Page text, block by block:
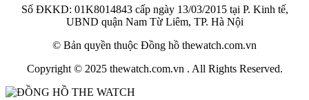
Số ĐKKD: 01K8014843 cấp ngày 13/03/2015 tại P. Kinh tế,
UBND quận Nam Từ Liêm, TP. Hà Nội
© Bản quyền thuộc Đồng hồ thewatch.com.vn
Copyright © 2025 thewatch.com.vn . All Rights Reserved.